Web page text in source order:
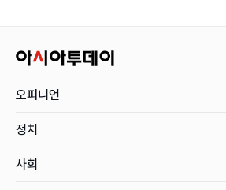
오피니언
정치
사회